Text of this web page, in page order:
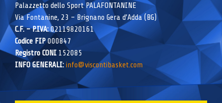
Palazzetto dello Sport PALAFONTANINE
Via Fontanine, 23 – Brignano Gera d’Adda (BG)
C.F. – P.IVA:02119820161
Codice FIP000847
Registro CONI 152085
INFO GENERALI: info@viscontibasket.com